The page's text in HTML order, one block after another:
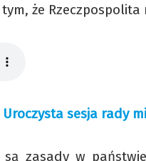
że Rzeczpospolita
sesja rady
zasady w